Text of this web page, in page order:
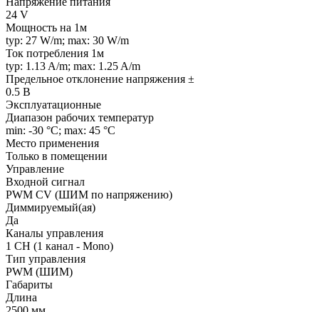
24 V
Мощность на 1м
typ: 27 W/m; max: 30 W/m
Ток потребления 1м
typ: 1.13 A/m; max: 1.25 A/m
Предельное отклонение напряжения ±
0.5 В
Эксплуатационные
Диапазон рабочих температур
min: -30 °C; max: 45 °C
Место применения
Только в помещении
Управление
Входной сигнал
PWM СV (ШИМ по напряжению)
Диммируемый(ая)
Да
Каналы управления
1 CH (1 канал - Mono)
Тип управления
PWM (ШИМ)
Габариты
Длина